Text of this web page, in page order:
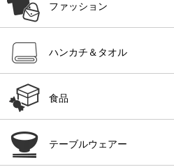
ファッション
ハンカチ＆タオル
食品
テーブルウェアー